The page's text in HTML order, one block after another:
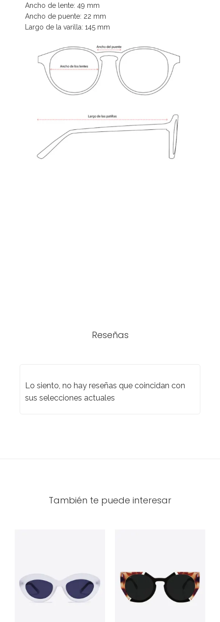
Ancho de lente: 49 mm
Ancho de puente: 22 mm
Largo de la varilla: 145 mm
Reseñas
Lo siento, no hay reseñas que coincidan con
sus selecciones actuales
También te puede interesar